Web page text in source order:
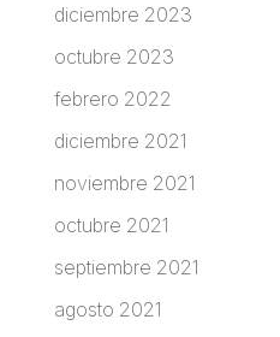
diciembre 2023
octubre 2023
febrero 2022
diciembre 2021
noviembre 2021
octubre 2021
septiembre 2021
agosto 2021